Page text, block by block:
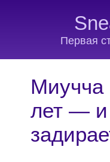
Первая
Миучча
лет —